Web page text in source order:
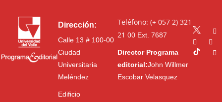
Dirección:
Calle 13 # 100-00
Ciudad
Universitaria
Meléndez
Edificio
Teléfono: (+ 057 2) 321
21 00Ext. 7687
Director Programa
editorial:John Willmer
Escobar Velasquez